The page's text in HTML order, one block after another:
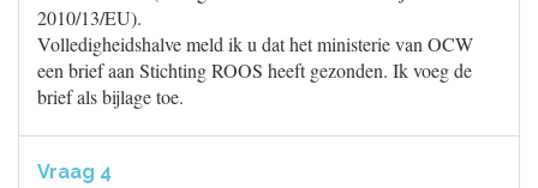
2010/13/EU).
Volledigheidshalve meld ik u dat het ministerie van OCW
een brief aan Stichting ROOS heeft gezonden. Ik voeg de
brief als bijlage toe.
Vraag 4